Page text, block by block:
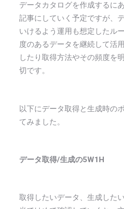
データカタログを作成するに
記事にしていく予定ですが、
いけるよう運用も想定したル
度のあるデータを継続して活
したり取得方法やその頻度を
切です。
以下にデータ取得と生成時の
てみました。
データ取得/生成の5W1H
取得したいデータ、生成した